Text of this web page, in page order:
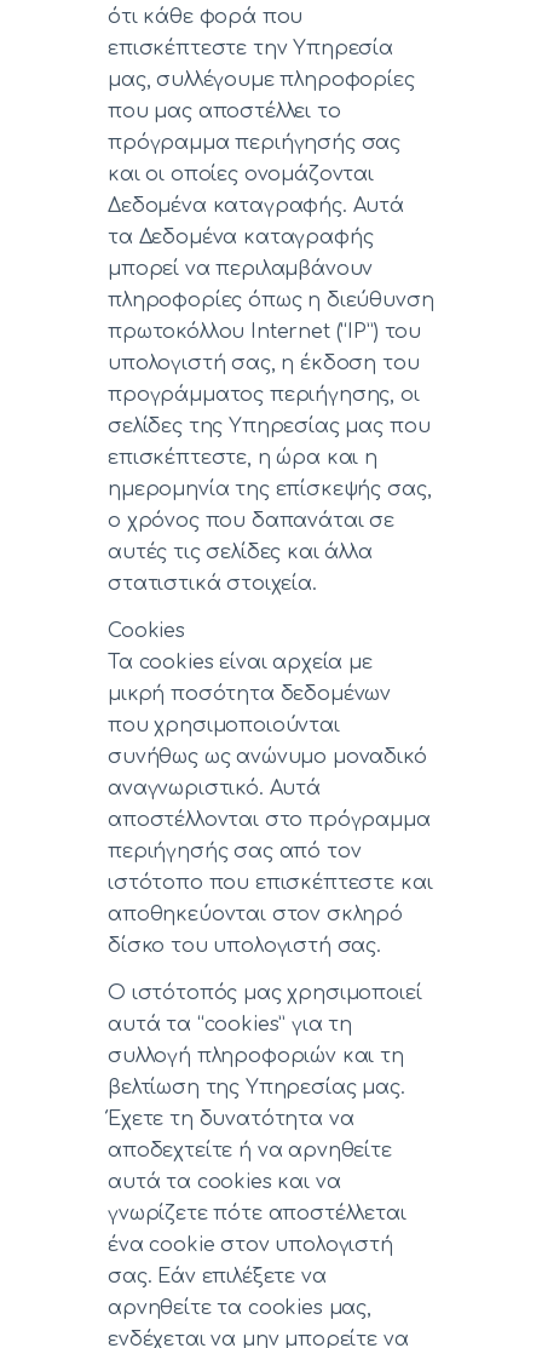
ότι κάθε φορά που
επισκέπτεστε την Υπηρεσία
μας, συλλέγουμε πληροφορίες
που μας αποστέλλει το
πρόγραμμα περιήγησής σας
και οι οποίες ονομάζονται
Δεδομένα καταγραφής. Αυτά
τα Δεδομένα καταγραφής
μπορεί να περιλαμβάνουν
πληροφορίες όπως η διεύθυνση
πρωτοκόλλου Internet (“IP”) του
υπολογιστή σας, η έκδοση του
προγράμματος περιήγησης, οι
σελίδες της Υπηρεσίας μας που
επισκέπτεστε, η ώρα και η
ημερομηνία της επίσκεψής σας,
ο χρόνος που δαπανάται σε
αυτές τις σελίδες και άλλα
στατιστικά στοιχεία.
Cookies
Τα cookies είναι αρχεία με
μικρή ποσότητα δεδομένων
που χρησιμοποιούνται
συνήθως ως ανώνυμο μοναδικό
αναγνωριστικό. Αυτά
αποστέλλονται στο πρόγραμμα
περιήγησής σας από τον
ιστότοπο που επισκέπτεστε και
αποθηκεύονται στον σκληρό
δίσκο του υπολογιστή σας.
Ο ιστότοπός μας χρησιμοποιεί
αυτά τα “cookies” για τη
συλλογή πληροφοριών και τη
βελτίωση της Υπηρεσίας μας.
Έχετε τη δυνατότητα να
αποδεχτείτε ή να αρνηθείτε
αυτά τα cookies και να
γνωρίζετε πότε αποστέλλεται
ένα cookie στον υπολογιστή
σας. Εάν επιλέξετε να
αρνηθείτε τα cookies μας,
ενδέχεται να μην μπορείτε να